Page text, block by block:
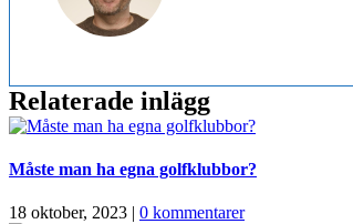
Relaterade inlägg
Måste man ha egna golfklubbor?
18 oktober, 2023 | 0 kommentarer